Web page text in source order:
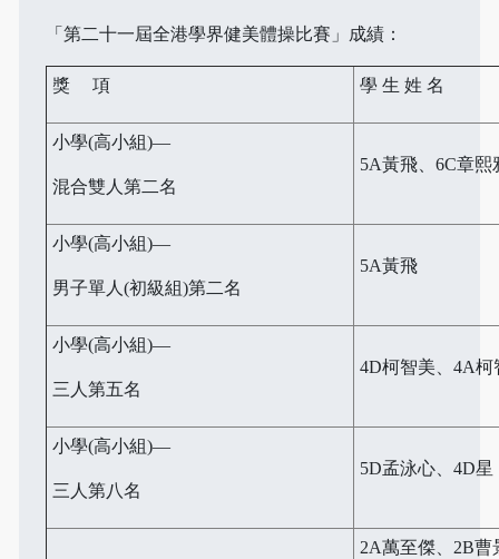
「第二十一屆全港學界健美體操比賽」成績：
獎 項 學 生 姓 名
小學(高小組)—
混合雙人第二名
5A黃飛、6C章熙
小學(高小組)—
男子單人(初級組)第二名
5A黃飛
小學(高小組)—
三人第五名
4D柯智美、4A
小學(高小組)—
三人第八名
5D孟泳心、4D
2A萬至傑、2B曹